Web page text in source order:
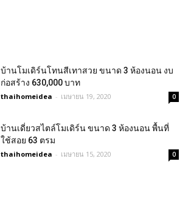
บ้านโมเดิร์นโทนสีเทาสวย ขนาด 3 ห้องนอน งบ
ก่อสร้าง 630,000 บาท
thaihomeidea - เมษายน 19, 2020 0
บ้านเดี่ยวสไตล์โมเดิร์น ขนาด 3 ห้องนอน พื้นที่
ใช้สอย 63 ตรม
thaihomeidea - เมษายน 15, 2020 0